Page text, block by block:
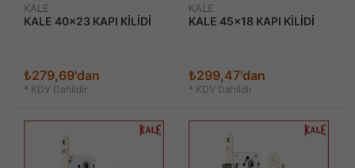
KALE
KALE 40x23 KAPI KİLİDİ
₺279,69'dan
* KDV Dahildir
KALE
KALE 45x18 KAPI KİLİDİ
₺299,47'dan
* KDV Dahildir